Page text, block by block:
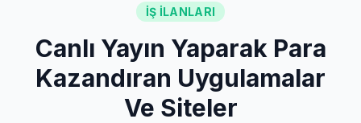
İŞ İLANLARI
Canlı Yayın Yaparak Para
Kazandıran Uygulamalar
Ve Siteler